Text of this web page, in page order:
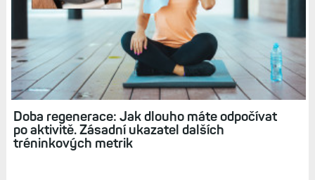
Doba regenerace: Jak dlouho máte odpočívat
po aktivitě. Zásadní ukazatel dalších
tréninkových metrik